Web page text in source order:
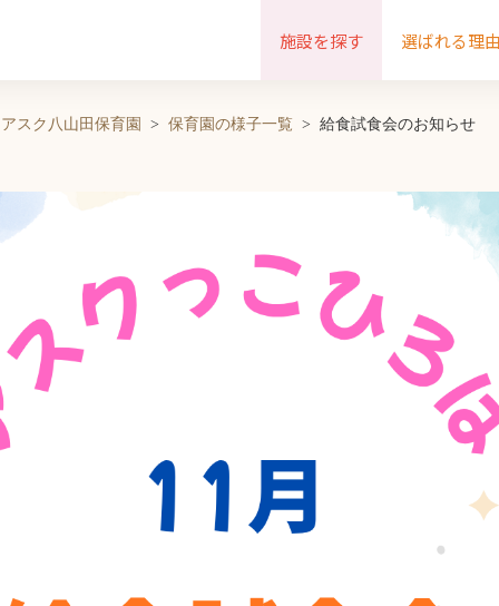
施設を探す 選ばれる理由
アスク八山田保育園 保育園の様子一覧 給食試食会のお知らせ